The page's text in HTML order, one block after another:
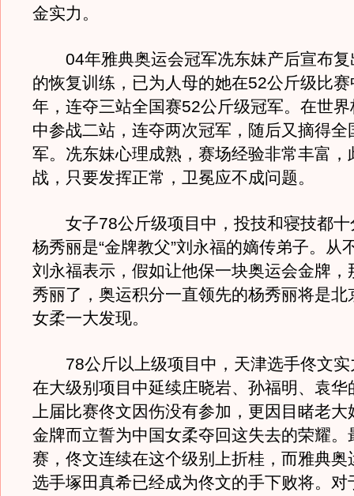
金实力。
04年雅典奥运会冠军冼东妹产后宣布复
的恢复训练，已为人母的她在52公斤级比
年，连夺三站全国赛52公斤级冠军。在世
中参战二站，连夺两次冠军，随后又摘得全
军。冼东妹心理成熟，赛场经验非常丰富，
战，只要发挥正常，卫冕应不成问题。
女子78公斤级项目中，投技和寝技都十
杨秀丽是“金牌教父”刘永福的嫡传弟子。从
刘永福表示，假如让他保一块奥运会金牌，
秀丽了，奥运积分一直领先的杨秀丽将是北
女柔一大发现。
78公斤以上级项目中，天津选手佟文实
在大级别项目中延续庄晓岩、孙福明、袁华
上届比赛佟文因伤没有参加，更因目睹老大
金牌而立誓为中国女柔夺回这失去的荣耀。
赛，佟文连续在这个级别上折桂，而雅典奥
选手塚田真希已经成为佟文的手下败将。对